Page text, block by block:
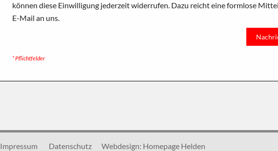
können diese Einwilligung jederzeit widerrufen. Dazu reicht eine formlose
E-Mail an uns.
* Pflichtfelder
Impressum Datenschutz Webdesign: Homepage Helden